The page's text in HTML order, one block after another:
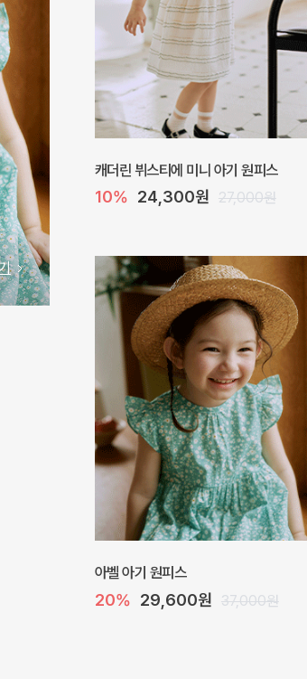
오드 바디수트
10% 27,900원 31,000원
네로 바디수트
10% 32,400원 36,000원